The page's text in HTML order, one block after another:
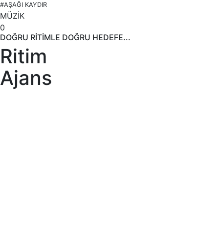
#AŞAĞI KAYDIR
MÜZİK
0
DOĞRU RİTİMLE DOĞRU HEDEFE...
Ritim
Ajans